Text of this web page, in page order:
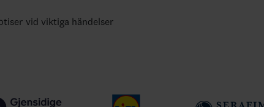
vid viktiga händelser